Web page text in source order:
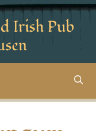
Irish Pub